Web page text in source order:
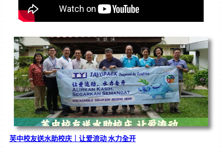
芙中校友送水助校庆｜让爱流动 水力全开